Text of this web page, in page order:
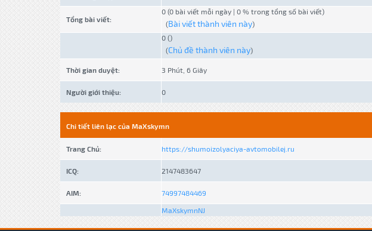
Tổng bài viết:
0 (0 bài viết mỗi ngày | 0 % trong tổng số bài viết)
(Bài viết thành viên này)
0 ()
(Chủ đề thành viên này)
Thời gian duyệt: 3 Phút, 6 Giây
Người giới thiệu: 0
Chi tiết liên lạc của MaXskymn
Trang Chủ: https://shumoizolyaciya-avtomobilej.ru
ICQ: 2147483647
AIM: 74997484469
MaXskymnNJ